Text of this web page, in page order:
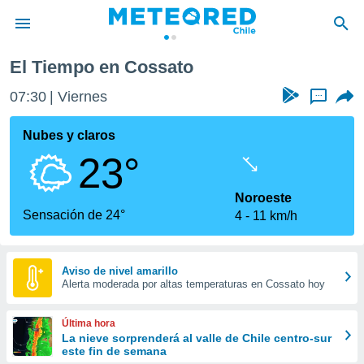
de
por
que se
calidad.
a este
las
y
forma
digital
basada
El Tiempo en Cossato
07:30 Viernes ...
Nubes y claros
23°
Sensación de 24°
Noroeste
4
11 km/h
Aviso de nivel amarillo
Alerta moderada por altas temperaturas en Cossato hoy
Última hora
La nieve sorprenderá al valle de Chile centro-sur
este fin de semana